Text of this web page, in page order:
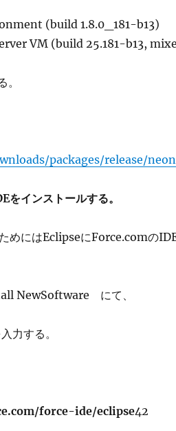
(build 1.8.0_181-b13)
VM (build 25.181-b13,
packages/release/
インストールする。
めにはEclipseにForce.comの
にて、
力する。
force-ide/eclipse42